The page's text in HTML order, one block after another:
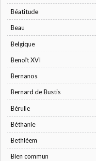
Béatitude
Beau
Belgique
Benoît XVI
Bernanos
Bernard de Bustis
Bérulle
Béthanie
Bethléem
Bien commun